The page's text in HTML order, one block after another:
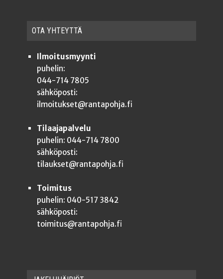
OTA YHTEYT­TÄ
Ilmoitusmyynti
puhelin:
044-714 7805
sähköposti:
ilmoitukset@rantapohja.fi
Tilaajapalvelu
puhelin: 044-714 7800
sähköposti:
tilaukset@rantapohja.fi
Toimitus
puhelin: 040-517 3842
sähköposti:
toimitus@rantapohja.fi